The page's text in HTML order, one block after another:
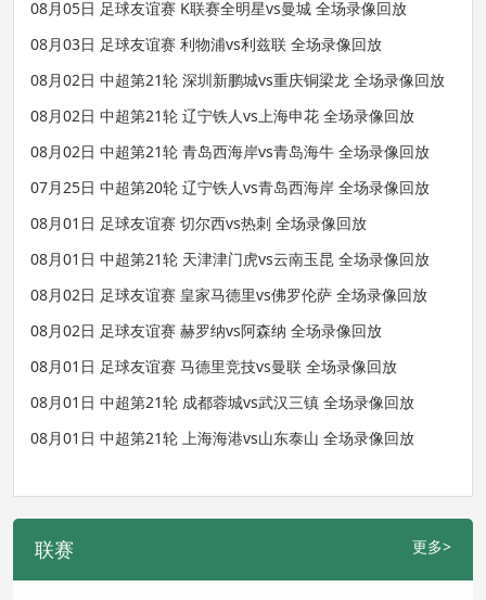
08月05日 足球友谊赛 K联赛全明星vs曼城 全场录像回放
08月03日 足球友谊赛 利物浦vs利兹联 全场录像回放
08月02日 中超第21轮 深圳新鹏城vs重庆铜梁龙 全场录像回放
08月02日 中超第21轮 辽宁铁人vs上海申花 全场录像回放
08月02日 中超第21轮 青岛西海岸vs青岛海牛 全场录像回放
07月25日 中超第20轮 辽宁铁人vs青岛西海岸 全场录像回放
08月01日 足球友谊赛 切尔西vs热刺 全场录像回放
08月01日 中超第21轮 天津津门虎vs云南玉昆 全场录像回放
08月02日 足球友谊赛 皇家马德里vs佛罗伦萨 全场录像回放
08月02日 足球友谊赛 赫罗纳vs阿森纳 全场录像回放
08月01日 足球友谊赛 马德里竞技vs曼联 全场录像回放
08月01日 中超第21轮 成都蓉城vs武汉三镇 全场录像回放
08月01日 中超第21轮 上海海港vs山东泰山 全场录像回放
联赛 更多>